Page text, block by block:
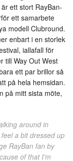
ett stort RayBan-
ett samarbete
modell Clubround.
enbart i en storlek
iallafall för
till Way Out West
ett par brillor så
på hela hemsidan.
på mitt sista möte,
around in
a bit dressed up
RayBan fan by
of that I’m